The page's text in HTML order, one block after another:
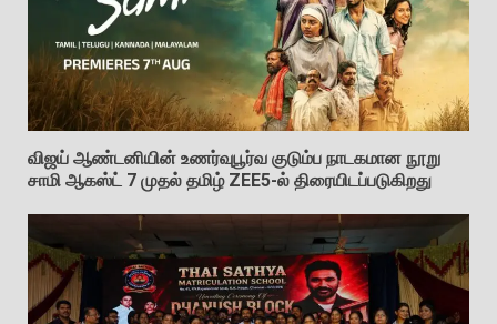
விஜய் ஆண்டனியின் உணர்வுபூர்வ குடும்ப நாடகமான நூறு
சாமி ஆகஸ்ட் 7 முதல் தமிழ் ZEE5-ல் திரையிடப்படுகிறது